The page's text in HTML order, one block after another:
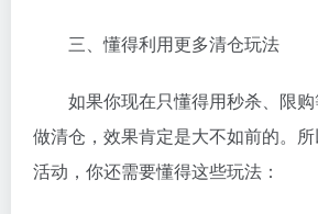
三、懂得利用更多清仓玩法
如果你现在只懂得用秒杀、限
做清仓，效果肯定是大不如前的。
活动，你还需要懂得这些玩法：